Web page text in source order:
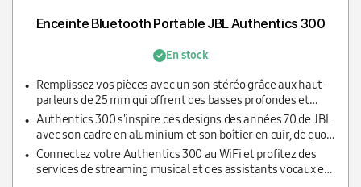
Enceinte Bluetooth Portable JBL Authentics 300
En stock
Remplissez vos pièces avec un son stéréo grâce aux haut-
parleurs de 25 mm qui offrent des basses profondes et
garantissent un équilibre audio quel que soit la musique
Authentics 300 s'inspire des designs des années 70 de JBL
avec son cadre en aluminium et son boîtier en cuir, de quoi
apporter une touche rétro dans n'importe quel espace
Connectez votre Authentics 300 au WiFi et profitez des
services de streaming musical et des assistants vocaux en